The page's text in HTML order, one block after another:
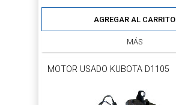
AGREGAR AL CARRITO
MÁS
MOTOR USADO KUBOTA D1105